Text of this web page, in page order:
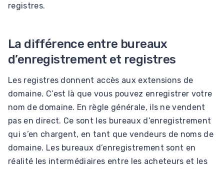
registres.
La différence entre bureaux
d’enregistrement et registres
Les registres donnent accès aux extensions de
domaine. C’est là que vous pouvez enregistrer votre
nom de domaine. En règle générale, ils ne vendent
pas en direct. Ce sont les bureaux d’enregistrement
qui s’en chargent, en tant que vendeurs de noms de
domaine. Les bureaux d’enregistrement sont en
réalité les intermédiaires entre les acheteurs et les